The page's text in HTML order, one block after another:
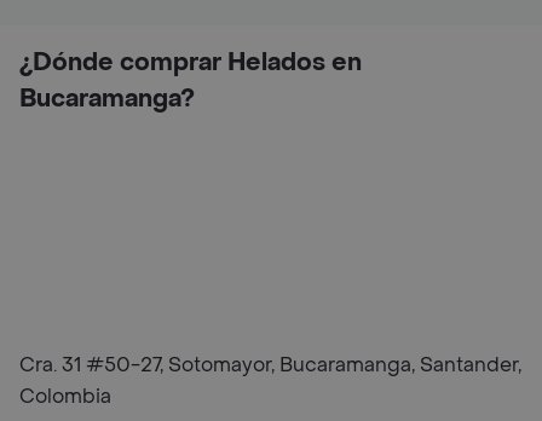
¿Dónde comprar Helados en
Bucaramanga?
Cra. 31 #50-27, Sotomayor, Bucaramanga, Santander,
Colombia